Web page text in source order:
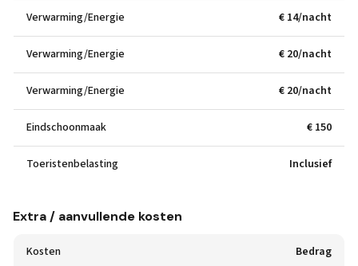
Verwarming/Energie € 14/nacht
Verwarming/Energie € 20/nacht
Verwarming/Energie € 20/nacht
Eindschoonmaak € 150
Toeristenbelasting Inclusief
Extra / aanvullende kosten
Kosten Bedrag